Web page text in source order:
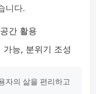
니다.
간 활용
가능, 분위기 조성
자의 삶을 편리하고